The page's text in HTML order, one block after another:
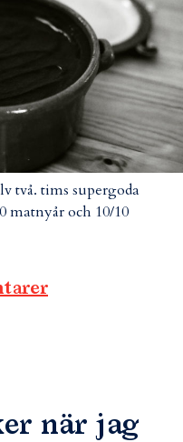
två. tims supergoda
matnyår och 10/10
när jag